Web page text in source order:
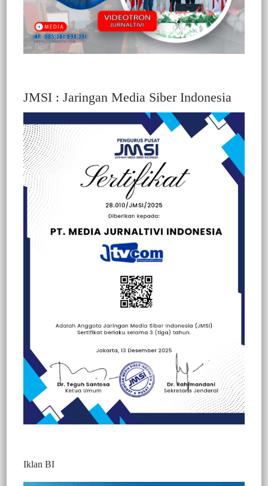
Polsek Teupah Barat Tangkap Pencuri
JMSI : Jaringan Media Siber Indonesia
Iklan BI